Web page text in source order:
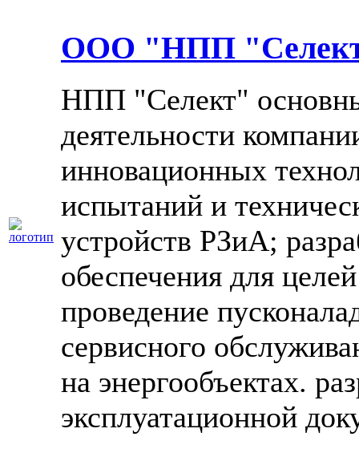
ООО "НПП
НПП "Селект"
деятельности
инновационных
испытаний и
устройств РЗиА;
обеспечения для
проведение
сервисного
на энергообъектах.
эксплуатационной